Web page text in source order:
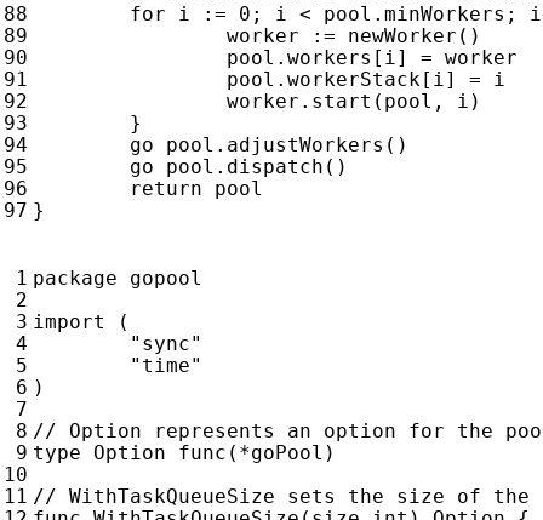
for
i := 0 ; i < pool . minWorkers ; i
worker
:= newWorker ()
pool . workers [ i ] = worker
pool . workerStack [ i ] =
i
worker . start ( pool , i )
}
go
pool . adjustWorkers ()
go
pool . dispatch ()
return
pool
}
package
gopool
import
(
"sync"
"time"
)
type Option func ( *goPool )